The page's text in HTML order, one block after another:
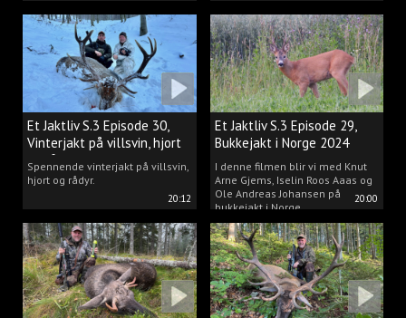
20:12
Et Jaktliv S.3 Episode 30,
Vinterjakt på villsvin, hjort
og rådyr.
Spennende vinterjakt på villsvin,
hjort og rådyr.
20:00
Et Jaktliv S.3 Episode 29,
Bukkejakt i Norge 2024
I denne filmen blir vi med Knut
Arne Gjems, Iselin Roos Aaas og
Ole Andreas Johansen på
bukkejakt i Norge.